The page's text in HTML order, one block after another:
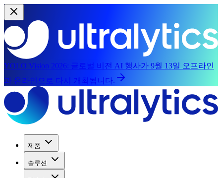
YOLO Vision 2026: 글로벌 비전 AI 행사가 9월 13일 오프라인
과 온라인으로 다시 개최됩니다.
제품
솔루션